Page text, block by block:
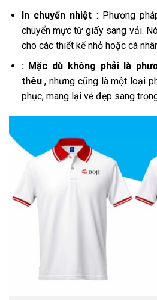
In chuyển nhiệt : Phương
chuyển mực từ giấy sang vải.
cho các thiết kế nhỏ hoặc cá
: Mặc dù không phải là
thêu, nhưng cũng là một loại
phục, mang lại vẻ đẹp sang